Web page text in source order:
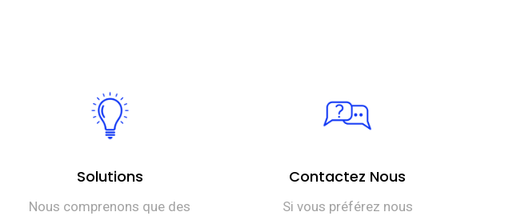
Solutions
Nous comprenons que des
Contactez Nous
Si vous préférez nous